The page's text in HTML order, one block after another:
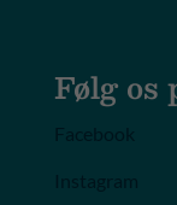
Følg os